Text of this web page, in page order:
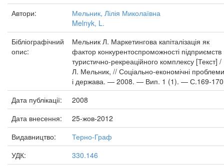
Автори:
Мельник, Лілія Миколаївна
Melnyk, L.
Бібліографічний
опис:
Мельник Л. Маркетингова капіталізація як
фактор конкурентоспроможності підприємств
туристично-рекреаційного комплексу [Текст] /
Л. Мельник, // Соціально-економічні проблеми
і держава. — 2008. — Вип. 1 (1). — С.169-170
Дата публікації:
2008
Дата внесення:
25-жов-2012
Видавництво:
Терно-Граф
УДК:
330.146